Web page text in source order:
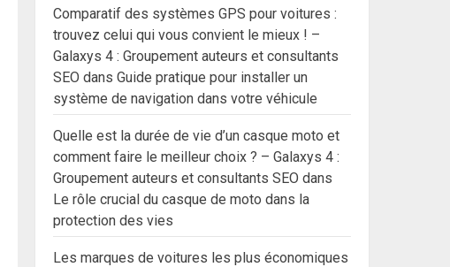
Comparatif des systèmes GPS pour voitures :
trouvez celui qui vous convient le mieux ! –
Galaxys 4 : Groupement auteurs et consultants
SEO dansGuide pratique pour installer un
système de navigation dans votre véhicule
Quelle est la durée de vie d’un casque moto et
comment faire le meilleur choix ? – Galaxys 4 :
Groupement auteurs et consultants SEO dans
Le rôle crucial du casque de moto dans la
protection des vies
Les marques de voitures les plus économiques